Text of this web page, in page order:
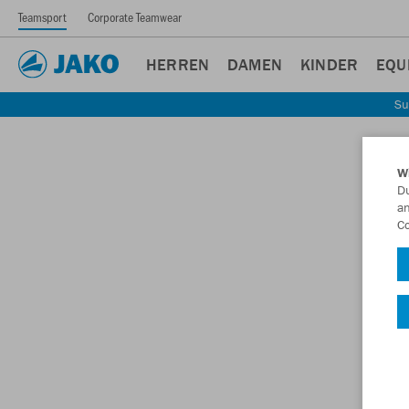
Teamsport Corporate Teamwear
HERREN DAMEN KINDER